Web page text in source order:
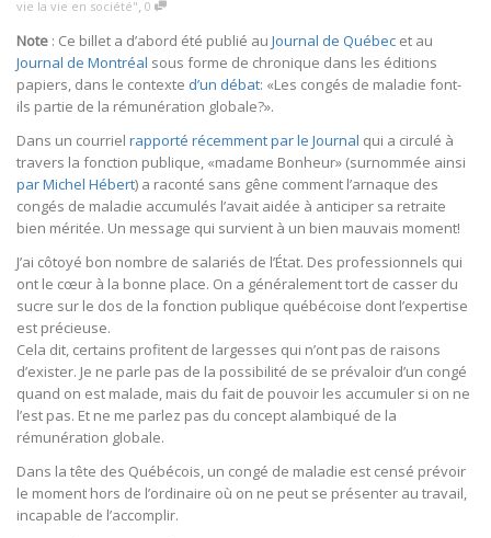
vie la vie en société", 0
Note : Ce billet a d’abord été publié au Journal de Québec et au
Journal de Montréal sous forme de chronique dans les éditions
papiers, dans le contexte d’un débat: «Les congés de maladie font-
ils partie de la rémunération globale?».
Dans un courriel rapporté récemment par le Journal qui a circulé à
travers la fonction publique, «madame Bonheur» (surnommée ainsi
par Michel Hébert) a raconté sans gêne comment l’arnaque des
congés de maladie accumulés l’avait aidée à anticiper sa retraite
bien méritée. Un message qui survient à un bien mauvais moment!
J’ai côtoyé bon nombre de salariés de l’État. Des professionnels qui
ont le cœur à la bonne place. On a généralement tort de casser du
sucre sur le dos de la fonction publique québécoise dont l’expertise
est précieuse.
Cela dit, certains profitent de largesses qui n’ont pas de raisons
d’exister. Je ne parle pas de la possibilité de se prévaloir d’un congé
quand on est malade, mais du fait de pouvoir les accumuler si on ne
l’est pas. Et ne me parlez pas du concept alambiqué de la
rémunération globale.
Dans la tête des Québécois, un congé de maladie est censé prévoir
le moment hors de l’ordinaire où on ne peut se présenter au travail,
incapable de l’accomplir.